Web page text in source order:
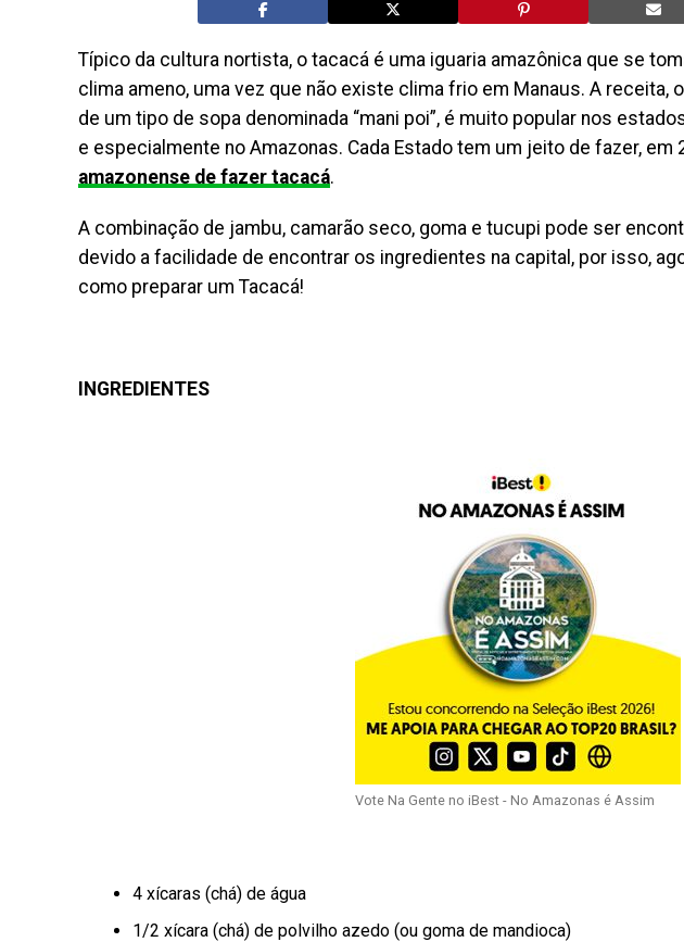
Típico da cultura nortista, o tacacá é uma iguaria amazônica que se
clima ameno, uma vez que não existe clima frio em Manaus. A receita,
de um tipo de sopa denominada “mani poi”, é muito popular nos
e especialmente no Amazonas. Cada Estado tem um jeito de fazer, em
amazonense de fazer tacacá.
A combinação de jambu, camarão seco, goma e tucupi pode ser
devido a facilidade de encontrar os ingredientes na capital, por isso,
como preparar um Tacacá!
INGREDIENTES
Vote Na Gente no iBest - No Amazonas é Assim
4 xícaras (chá) de água
1/2 xícara (chá) de polvilho azedo (ou goma de mandioca)